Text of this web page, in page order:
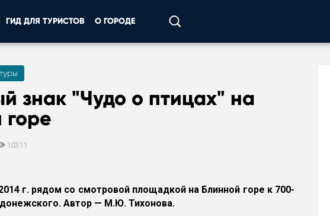
ГИД ДЛЯ ТУРИСТОВ О ГОРОДЕ
знак "Чудо о птицах" на
горе
10311
г. рядом со смотровой площадкой на Блинной горе к 700-
Автор — М.Ю. Тихонова.